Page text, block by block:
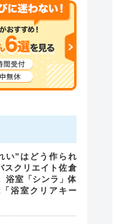
い”はどう作られ
スクリエイト佐倉
浴室「シンラ」体
浴室クリアキー